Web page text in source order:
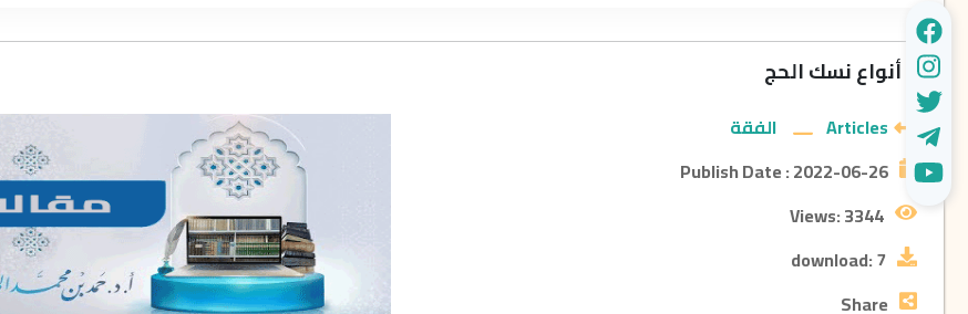
أنواع نسك الحج
Articles
الفقة
Publish Date :2022-06-26
Views:3344
download:7
Share